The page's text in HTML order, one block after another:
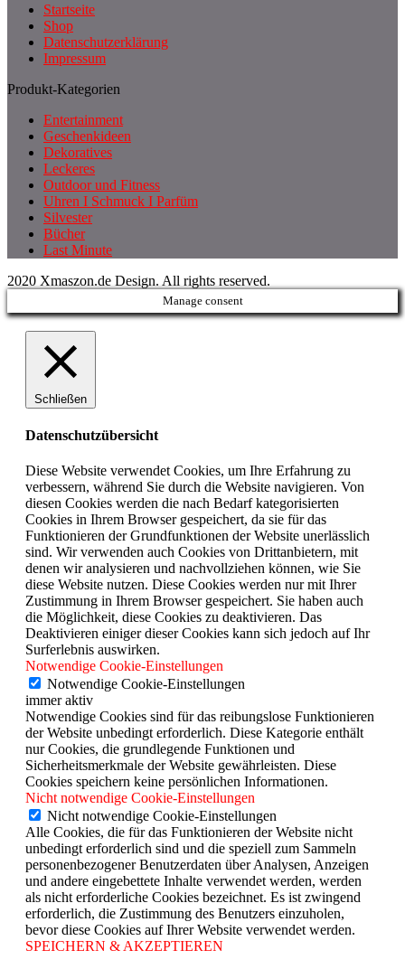
Startseite
Shop
Datenschutzerklärung
Impressum
Produkt-Kategorien
Entertainment
Geschenkideen
Dekoratives
Leckeres
Outdoor und Fitness
Uhren I Schmuck I Parfüm
Silvester
Bücher
Last Minute
2020 Xmaszon.de Design. All rights reserved.
Manage consent
Schließen
Datenschutzübersicht
Diese Website verwendet Cookies, um Ihre Erfahrung zu
verbessern, während Sie durch die Website navigieren. Von
diesen Cookies werden die nach Bedarf kategorisierten
Cookies in Ihrem Browser gespeichert, da sie für das
Funktionieren der Grundfunktionen der Website unerlässlich
sind. Wir verwenden auch Cookies von Drittanbietern, mit
denen wir analysieren und nachvollziehen können, wie Sie
diese Website nutzen. Diese Cookies werden nur mit Ihrer
Zustimmung in Ihrem Browser gespeichert. Sie haben auch
die Möglichkeit, diese Cookies zu deaktivieren. Das
Deaktivieren einiger dieser Cookies kann sich jedoch auf Ihr
Surferlebnis auswirken.
Notwendige Cookie-Einstellungen
Notwendige Cookie-Einstellungen
immer aktiv
Notwendige Cookies sind für das reibungslose Funktionieren
der Website unbedingt erforderlich. Diese Kategorie enthält
nur Cookies, die grundlegende Funktionen und
Sicherheitsmerkmale der Website gewährleisten. Diese
Cookies speichern keine persönlichen Informationen.
Nicht notwendige Cookie-Einstellungen
Nicht notwendige Cookie-Einstellungen
Alle Cookies, die für das Funktionieren der Website nicht
unbedingt erforderlich sind und die speziell zum Sammeln
personenbezogener Benutzerdaten über Analysen, Anzeigen
und andere eingebettete Inhalte verwendet werden, werden
als nicht erforderliche Cookies bezeichnet. Es ist zwingend
erforderlich, die Zustimmung des Benutzers einzuholen,
bevor diese Cookies auf Ihrer Website verwendet werden.
SPEICHERN & AKZEPTIEREN